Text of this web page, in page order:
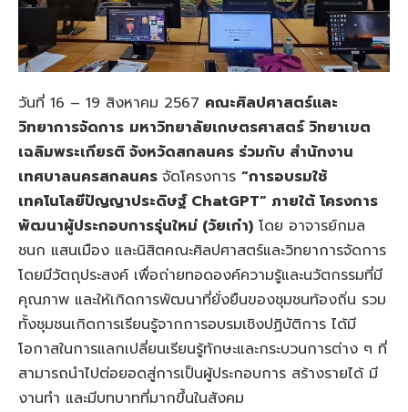
วันที่ 16 – 19 สิงหาคม 2567 คณะศิลปศาสตร์และ
วิทยาการจัดการ มหาวิทยาลัยเกษตรศาสตร์ วิทยาเขต
เฉลิมพระเกียรติ จังหวัดสกลนคร ร่วมกับ สำนักงาน
เทศบาลนครสกลนคร จัดโครงการ “การอบรมใช้
เทคโนโลยีปัญญาประดิษฐ์ ChatGPT” ภายใต้ โครงการ
พัฒนาผู้ประกอบการรุ่นใหม่ (วัยเก๋า) โดย อาจารย์กมล
ชนก แสนเมือง และนิสิตคณะศิลปศาสตร์และวิทยาการจัดการ
โดยมีวัตถุประสงค์ เพื่อถ่ายทอดองค์ความรู้และนวัตกรรมที่มี
คุณภาพ และให้เกิดการพัฒนาที่ยั่งยืนของชุมชนท้องถิ่น รวม
ทั้งชุมชนเกิดการเรียนรู้จากการอบรมเชิงปฏิบัติการ ได้มี
โอกาสในการแลกเปลี่ยนเรียนรู้ทักษะและกระบวนการต่าง ๆ ที่
สามารถนำไปต่อยอดสู่การเป็นผู้ประกอบการ สร้างรายได้ มี
งานทำ และมีบทบาทที่มากขึ้นในสังคม